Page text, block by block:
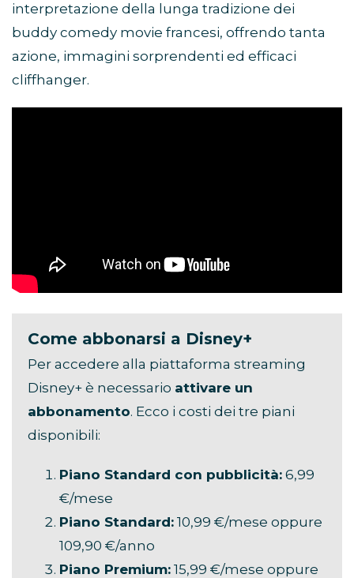
interpretazione della lunga tradizione dei
buddy comedy movie francesi, offrendo tanta
azione, immagini sorprendenti ed efficaci
cliffhanger.
Come abbonarsi a Disney+
Per accedere alla piattaforma streaming
Disney+ è necessario attivare un
abbonamento. Ecco i costi dei tre piani
disponibili:
Piano Standard con pubblicità: 6,99
€/mese
Piano Standard: 10,99 €/mese oppure
109,90 €/anno
Piano Premium: 15,99 €/mese oppure